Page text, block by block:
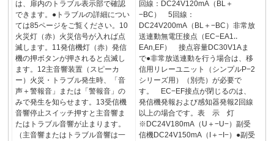
は、扉内のトラブル表示部で確認
できます。●トラブルの詳細につい
ては85ページをご覧ください。10
火災灯（赤）火災信号が入れば点
滅します。11発信機灯（赤）発信
機の押ボタンが押されると点滅し
ます。12主音響装置（スピーカ
ー）火災・トラブル発生時、「音
声＋警報音」または「警報音」の
みで発生を知らせます。13受信機
音響停止スイッチ押すと主音響ま
たはトラブル音響が止まります。
（主音響またはトラブル音響は一
回線：DC24V120mA（BL＋
−BC） 5回線：
DC24V200mA（BL＋−BC）非常放
送連動無電圧接点（EC−EA1‥
EAn,EF） 接点容量DC30V1Aま
で●非常放送連動を行う場合は、移
信用リレーユニット（シンプルP−2
シリーズ用）（別売）が必要で
す。 EC−EF接点が閉じるのは、
発信機発報および感知器発報2回線
以上の場合です。表 示 灯
※DC24V180mA（U＋−U−）副受
信機DC24V150mA（I＋−I−）●副受